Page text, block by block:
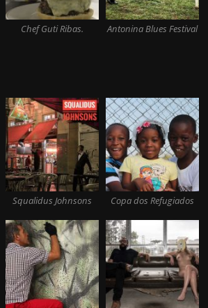
Chef Guti Ribas. Antonina Blues Festival
Squalidus Johnsons Copa dos Refugiados